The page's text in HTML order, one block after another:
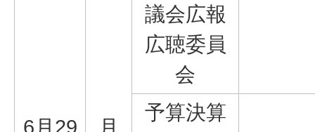
6月29 月
議会広報
広聴委員
会
予算決算